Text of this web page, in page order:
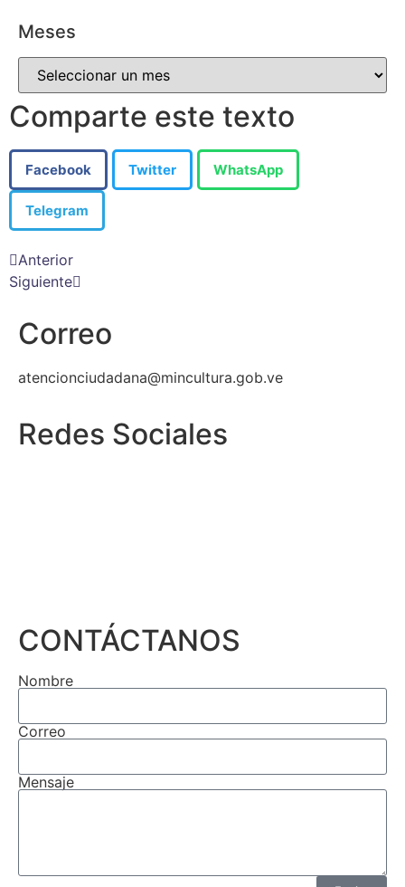
Meses
Comparte este texto
Facebook Twitter WhatsApp
Telegram
Anterior
Siguiente
Correo
atencionciudadana@mincultura.gob.ve
Redes Sociales
CONTÁCTANOS
Nombre
Correo
Mensaje